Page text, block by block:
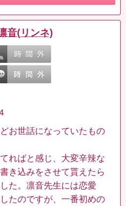
音(リンネ)
お世話になっていたもの
ればと感じ、大変辛辣な
き込みをさせて貰えたら
た。凛音先生には恋愛
たのですが、一番初めの